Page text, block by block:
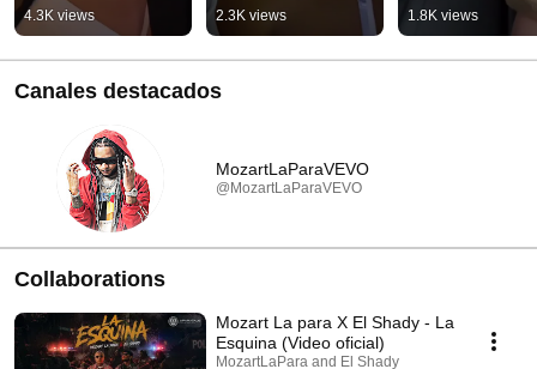
#humor #dancing
#baile
4.3K views
#humor #dancing
#baile
2.3K views
#MozartLaPara
#trending
#humor
1.8K views
Canales destacados
MozartLaParaVEVO
@MozartLaParaVEVO
Collaborations
Mozart La para X El Shady - La
Esquina (Video oficial)
MozartLaPara and El Shady